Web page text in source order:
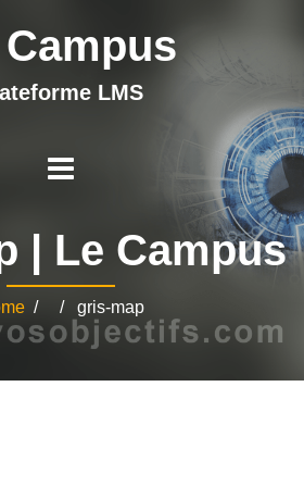
LMS
| Le Campus
/ / gris-map